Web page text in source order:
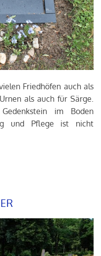
Friedhöfen auch als
als auch für Särge.
im Boden
und Pflege ist nicht